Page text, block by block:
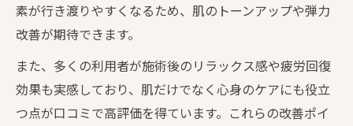
素が行き渡りやすくなるため、肌のトーンアップや弾力
改善が期待できます。
また、多くの利用者が施術後のリラックス感や疲労回復
効果も実感しており、肌だけでなく心身のケアにも役立
つ点が口コミで高評価を得ています。これらの改善ポイ